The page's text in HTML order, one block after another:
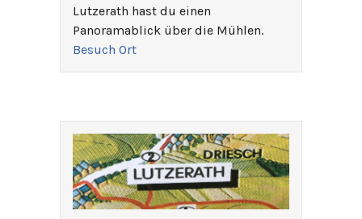
Lutzerath hast du einen
Panoramablick über die Mühlen.
Besuch Ort